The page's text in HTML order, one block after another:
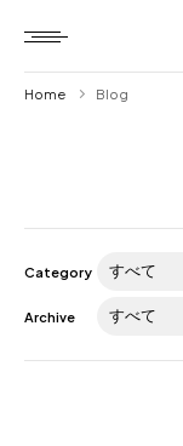
Home Blog
Category
Archive